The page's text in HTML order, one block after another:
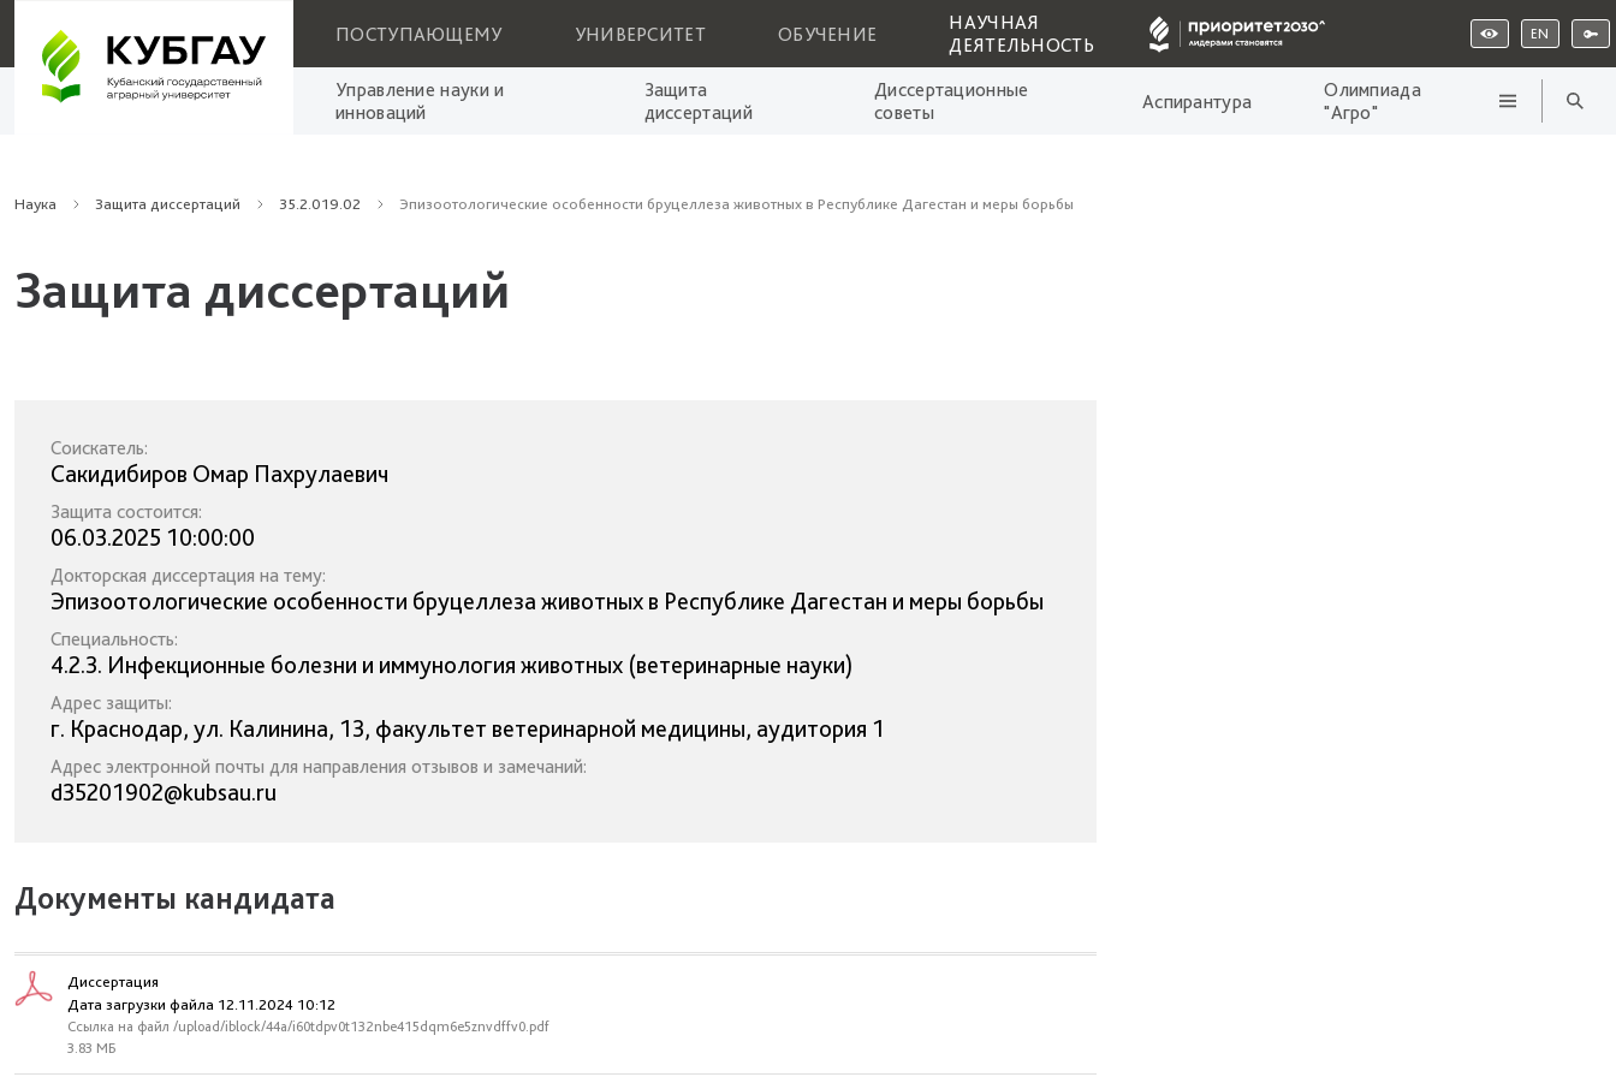
ПОСТУПАЮЩЕМУ УНИВЕРСИТЕТ ОБУЧЕНИЕ
НАУЧНАЯ
ДЕЯТЕЛЬНОСТЬ
EN
Управление науки и
инноваций
Защита
диссертаций
Диссертационные
советы
Аспирантура
Олимпиада
"Агро"
Наука Защита диссертаций 35.2.019.02 Эпизоотологические особенности бруцеллеза животных в Республике Дагестан и меры борьбы
Защита диссертаций
Соискатель:
Сакидибиров Омар Пахрулаевич
Защита состоится:
06.03.2025 10:00:00
Докторская диссертация на тему:
Эпизоотологические особенности бруцеллеза животных в Республике Дагестан и меры борьбы
Специальность:
4.2.3. Инфекционные болезни и иммунология животных (ветеринарные науки)
Адрес защиты:
г. Краснодар, ул. Калинина, 13, факультет ветеринарной медицины, аудитория 1
Адрес электронной почты для направления отзывов и замечаний:
d35201902@kubsau.ru
Документы кандидата
Диссертация
Дата загрузки файла 12.11.2024 10:12
Ссылка на файл /upload/iblock/44a/i60tdpv0t132nbe415dqm6e5znvdffv0.pdf
3.83 МБ